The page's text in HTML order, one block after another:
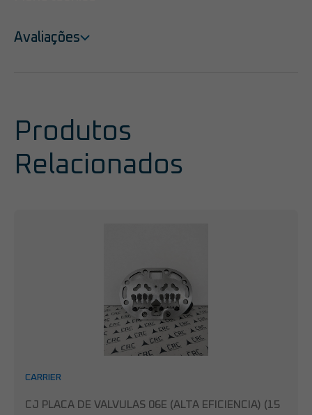
Avaliações
Produtos
Relacionados
CARRIER
CJ PLACA DE VALVULAS 06E (ALTA EFICIENCIA) (15